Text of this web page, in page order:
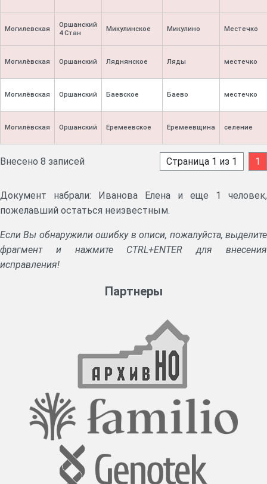
Могилевская
Оршанский
4 Стан
Микулинское Микулино Местечко
Могилёвская Оршанский Ляднянское Ляды местечко
Могилёвская Оршанский Баевское Баево местечко
Могилёвская Оршанский Еремеевское Еремеевщина селение
Внесено 8 записей Страница 1 из 1 1
Документ набрали: Иванова Елена и еще 1 человек,
пожелавший остаться неизвестным.
Если Вы обнаружили ошибку в описи, пожалуйста, выделите
фрагмент и нажмите CTRL+ENTER для внесения
исправления!
Партнеры